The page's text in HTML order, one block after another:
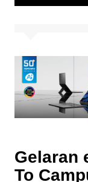
Gelaran
To